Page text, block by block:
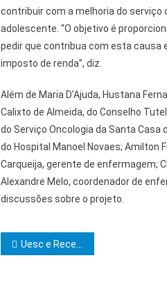
contribuir com a melhoria do serviço
adolescente. “O objetivo é
pedir que contribua com esta causa
imposto de renda”, diz.
Além de Maria D’Ajuda, Hustana
Calixto de Almeida, do Conselho
do Serviço Oncologia da Santa Casa
do Hospital Manoel Novaes; Amilton
Carqueija, gerente de enfermagem;
Alexandre Melo, coordenador de
discussões sobre o projeto.
Navegação de
Uesc e Receita Federal promovem seminário sobre Cidadania Fiscal e parceria técnica